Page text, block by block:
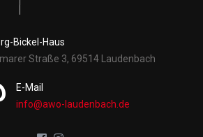
Bickel-Haus
Straße 3, 69514 Laudenbach
E-Mail
info@awo-laudenbach.de